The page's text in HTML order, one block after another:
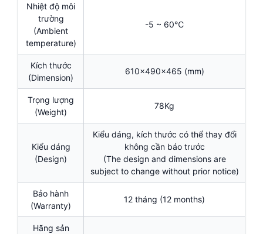
Nhiệt độ môi
trường
(Ambient
temperature)
-5 ~ 60℃
Kích thước
(Dimension)
610x490x465 (mm)
Trọng lượng
(Weight)
78Kg
Kiểu dáng
(Design)
Kiểu dáng, kích thước có thể thay đổi
không cần báo trước
(The design and dimensions are
subject to change without prior notice)
Bảo hành
(Warranty)
12 tháng (12 months)
Hãng sản